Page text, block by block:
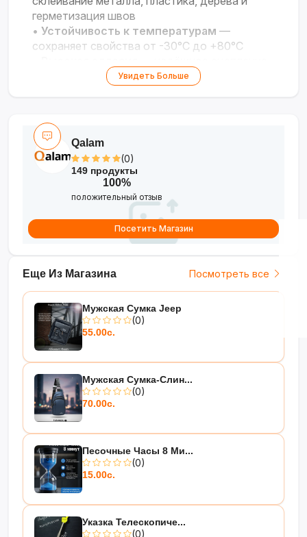
герметизация швов
• Устойчивость к температурам —
сохраняет свойства от -30°C до +80°C
с различными поверхностями
Увидеть Больше
Еще Из Магазина Посмотреть все
Мужская Сумка Jeep
(0)
55.00с.
Мужская Сумка-Слин...
(0)
70.00с.
Песочные Часы 8 Ми...
(0)
15.00с.
Указка Телескопиче...
(0)
Qalam
(0)
149 продукты
100%
положительный отзыв
Посетить Магазин